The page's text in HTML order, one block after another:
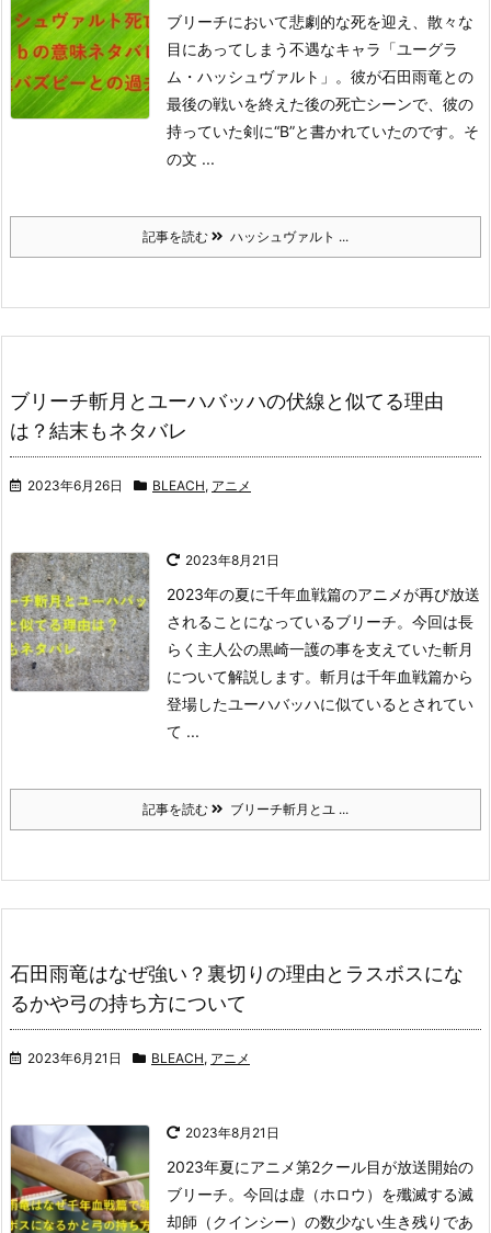
ブリーチにおいて悲劇的な死を迎え、散々な
目にあってしまう不遇なキャラ「ユーグラ
ム・ハッシュヴァルト」。 彼が石田雨竜との
最後の戦いを終えた後の死亡シーンで、彼の
持っていた剣に“B”と書かれていたのです。 そ
の文 ...
記事を読む ハッシュヴァルト ...
ブリーチ斬月とユーハバッハの伏線と似てる理由
は？結末もネタバレ
2023年6月26日 BLEACH, アニメ
2023年8月21日
2023年の夏に千年血戦篇のアニメが再び放送
されることになっているブリーチ。 今回は長
らく主人公の黒崎一護の事を支えていた斬月
について解説します。 斬月は千年血戦篇から
登場したユーハバッハに似ているとされてい
て ...
記事を読む ブリーチ斬月とユ ...
石田雨竜はなぜ強い？裏切りの理由とラスボスにな
るかや弓の持ち方について
2023年6月21日 BLEACH, アニメ
2023年8月21日
2023年夏にアニメ第2クール目が放送開始の
ブリーチ。 今回は虚（ホロウ）を殲滅する滅
却師（クインシー）の数少ない生き残りであ